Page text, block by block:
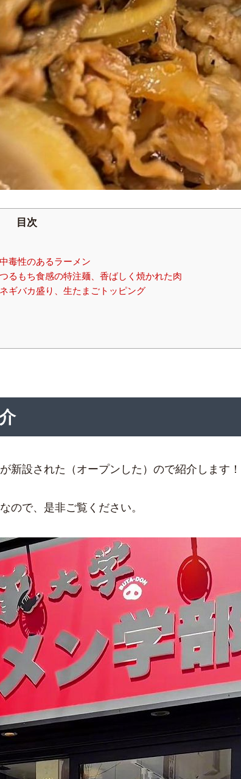
目次
毒性のあるラーメン
るもち食感の特注麺、香ばしく焼かれた肉
ギバカ盛り、生たまごトッピング
新設された（オープンした）ので紹介します！
ので、是非ご覧ください。